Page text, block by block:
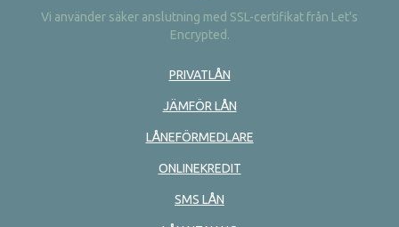
Vi använder säker anslutning med SSL-certifikat från Let's
Encrypted.
PRIVATLÅN
JÄMFÖR LÅN
LÅNEFÖRMEDLARE
ONLINEKREDIT
SMS LÅN